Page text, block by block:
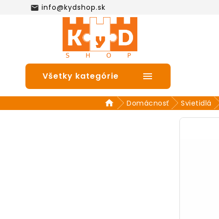
 info@kydshop.sk
Všetky kategórie 
Domácnosť Svietidlá